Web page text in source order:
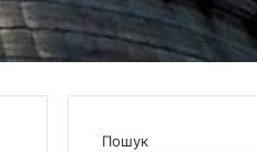
Пошук